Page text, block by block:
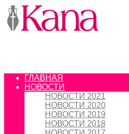
ГЛАВНАЯ
НОВОСТИ
НОВОСТИ 2021
НОВОСТИ 2020
НОВОСТИ 2019
НОВОСТИ 2018